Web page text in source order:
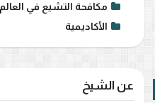
مكافحة التشيع في العالم
الأكاديمية
عن الشيخ